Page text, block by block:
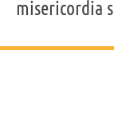
misericordia